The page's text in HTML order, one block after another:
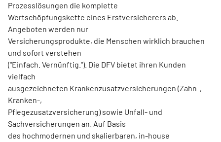
Prozesslösungen die komplette
Wertschöpfungskette eines Erstversicherers ab.
Angeboten werden nur
Versicherungsprodukte, die Menschen wirklich brauchen
und sofort verstehen
("Einfach. Vernünftig."). Die DFV bietet ihren Kunden
vielfach
ausgezeichneten Krankenzusatzversicherungen (Zahn-,
Kranken-,
Pflegezusatzversicherung) sowie Unfall- und
Sachversicherungen an. Auf Basis
des hochmodernen und skalierbaren, in-house